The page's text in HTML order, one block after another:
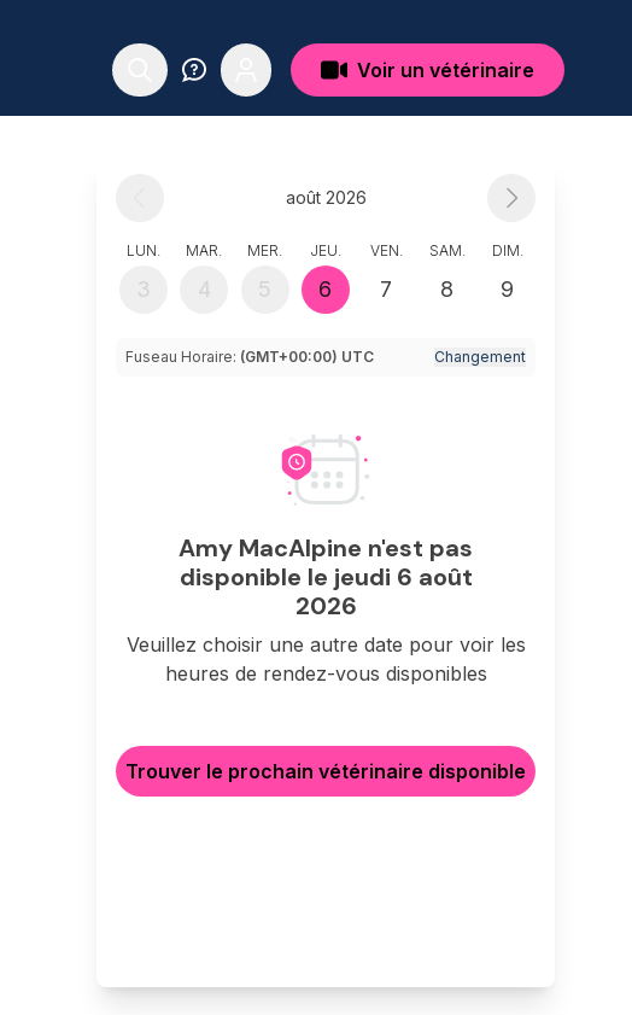
Voir un vétérinaire
août 2026
LUN.
3
MAR.
4
MER.
5
JEU.
6
VEN.
7
SAM.
8
DIM.
9
Fuseau Horaire: (GMT+00:00) UTC Changement
Amy MacAlpine n'est pas
disponible le jeudi 6 août
2026
Veuillez choisir une autre date pour voir les
heures de rendez-vous disponibles
Trouver le prochain vétérinaire disponible